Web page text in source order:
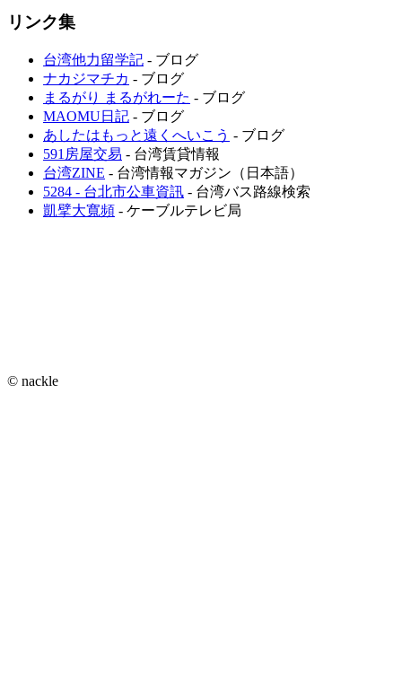
リンク集
台湾他力留学記 - ブログ
ナカジマチカ - ブログ
まるがり まるがれーた - ブログ
MAOMU日記 - ブログ
あしたはもっと遠くへいこう - ブログ
591房屋交易 - 台湾賃貸情報
台湾ZINE - 台湾情報マガジン（日本語）
5284 - 台北市公車資訊 - 台湾バス路線検索
凱擘大寬頻 - ケーブルテレビ局
© nackle